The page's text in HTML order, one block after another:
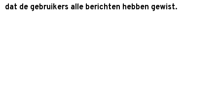
dat de gebruikers alle berichten hebben gewist.